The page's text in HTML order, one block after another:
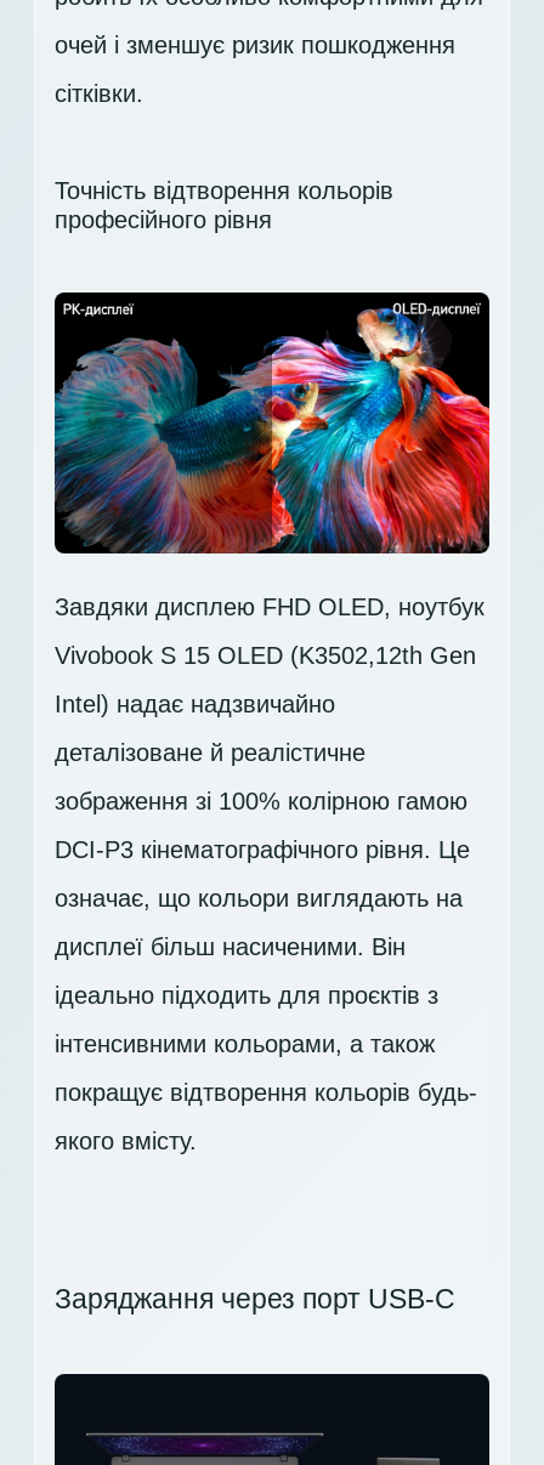
очей і зменшує ризик пошкодження
сітківки.
Точність відтворення кольорів
професійного рівня
Завдяки дисплею FHD OLED, ноутбук
Vivobook S 15 OLED (K3502,12th Gen
Intel) надає надзвичайно
деталізоване й реалістичне
зображення зі 100% колірною гамою
DCI-P3 кінематографічного рівня. Це
означає, що кольори виглядають на
дисплеї більш насиченими. Він
ідеально підходить для проєктів з
інтенсивними кольорами, а також
покращує відтворення кольорів будь-
якого вмісту.
Заряджання через порт USB-C